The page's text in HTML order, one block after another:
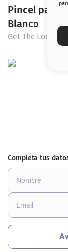
Pincel para
Blanco
Get The Look
6 rubor
7. serum
8.